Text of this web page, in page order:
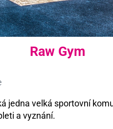
Raw Gym
jedna velká sportovní
a vyznání.